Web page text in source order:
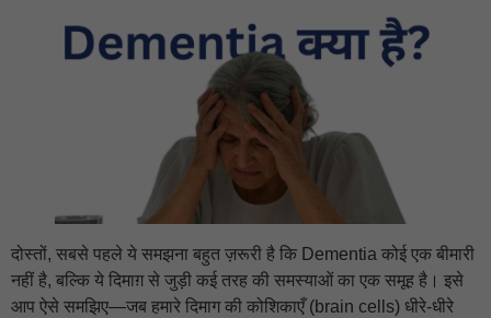
दोस्तों, सबसे पहले ये समझना बहुत ज़रूरी है कि Dementia कोई एक बीमारी
नहीं है, बल्कि ये दिमाग़ से जुड़ी कई तरह की समस्याओं का एक समूह है। इसे
आप ऐसे समझिए—जब हमारे दिमाग की कोशिकाएँ (brain cells) धीरे-धीरे